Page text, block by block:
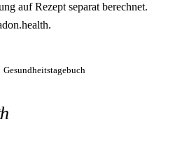
auf Rezept separat berechnet.
Gesundheitstagebuch